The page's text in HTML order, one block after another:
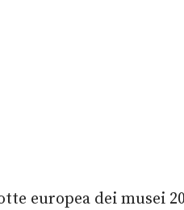
europea dei musei